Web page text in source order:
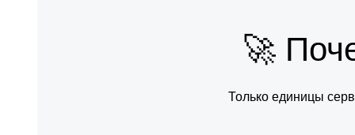
Ginzzu
Dell
🚀
Только единицы